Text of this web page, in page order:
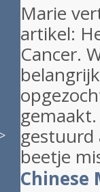
Marie
artikel:
Cancer.
gestuurd
beetje
Chinese